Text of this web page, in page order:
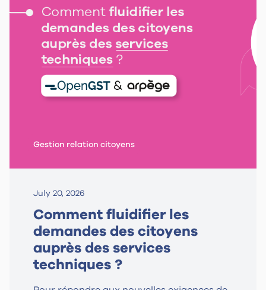
Gestion relation citoyens
July 20, 2026
Comment fluidifier les
demandes des citoyens
auprès des services
techniques ?